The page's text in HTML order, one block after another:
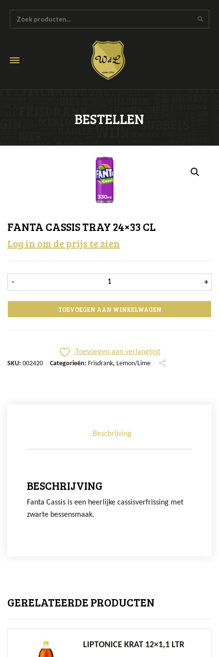
BESTELLEN
FANTA CASSIS TRAY 24×33 CL
Log in om de prijs te zien
- Fanta Cassis tray 24x33 cl aantal
+
TOEVOEGEN AAN WINKELWAGEN
Toevoegen aan verlanglijst
SKU: 002420 Categorieën: Frisdrank, Lemon/Lime
Beschrijving
BESCHRIJVING
Fanta Cassis is een heerlijke cassisverfrissing met
zwarte bessensmaak.
GERELATEERDE PRODUCTEN
LIPTONICE KRAT 12×1,1 LTR